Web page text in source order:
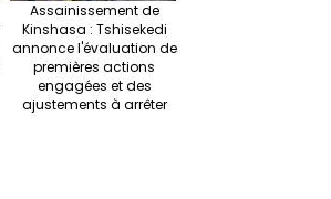
Assainissement de
Kinshasa : Tshisekedi
annonce l'évaluation de
premières actions
engagées et des
ajustements à arrêter